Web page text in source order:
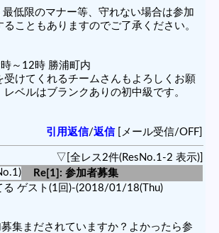
低限のマナー等、守れない場合は参加
ることもありますのでご了承ください。
～12時 勝浦町内
受けてくれるチームさんもよろしくお願
レベルはブランクありの初中級です。
引用返信/返信[メール受信/OFF]
▽[全レス2件(ResNo.1-2 表示)]
Re[1]: 参加者募集
る ゲスト(1回)-(2018/01/18(Thu)
集まだされていますか？よかったら参